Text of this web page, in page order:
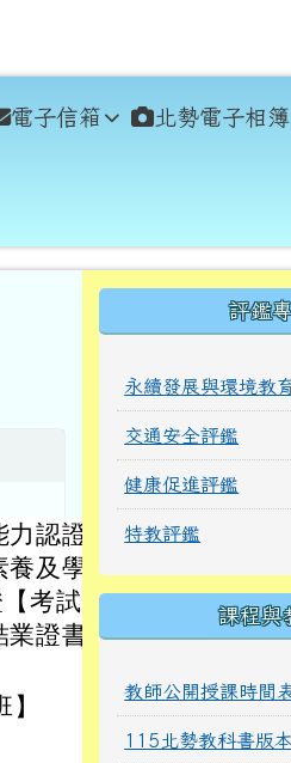
電子信箱 北勢電子相簿
認證與
養及學生
考試輔
業證書。
右邊區域內
評鑑
永續發展與環境教
交通安全評鑑
健康促進評鑑
特教評鑑
課程與
教師公開授課時間
115北勢教科書版